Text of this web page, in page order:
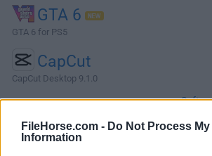
FileHorse.com - Do Not Process My
Information
GTA 6
GTA 6 for PS5
CapCut
CapCut Desktop 9.1.0
Acerca de PerfectDisk Pro